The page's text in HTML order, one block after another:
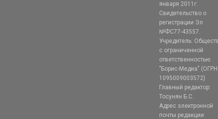
января 2011г.
Свидетельство о
регистрации Эл
№ФС77-43557.
Учредитель:
с ограниченной
ответственностью
"Борис-Медиа" (ОГРН
1095009003572)
Главный редактор:
Тосунян Б.С.
Адрес электронной
почты редакции: